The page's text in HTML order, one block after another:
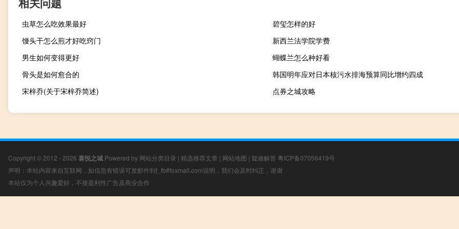
虫草怎么吃效果最好
碧玺怎样的好
馒头干怎么煎才好吃窍门
新西兰法学院学费
男生如何变得更好
蝴蝶兰怎么种好看
骨头是如何愈合的
韩国明年应对日本核污水排海预算同比增约四成
宋梓乔(关于宋梓乔简述)
点券之城攻略
Copyright © 2012 - 2026 喜悦之城 Powered by 网站分类目录 | 精选推荐文章 | 网站地图 | 疑难解答 粤ICP备07056419号
声明：本站内容来自互联网，如信息有错误可发邮件到f_fb#foxmail.com说明，我们会及时纠正，谢谢
本站仅为个人兴趣爱好，不接盈利性广告及商业合作